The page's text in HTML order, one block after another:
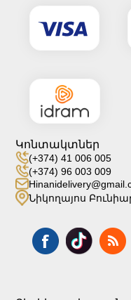
Կոնտակտներ
(+374) 41 006 005
(+374) 96 003 009
Նիկողայոս